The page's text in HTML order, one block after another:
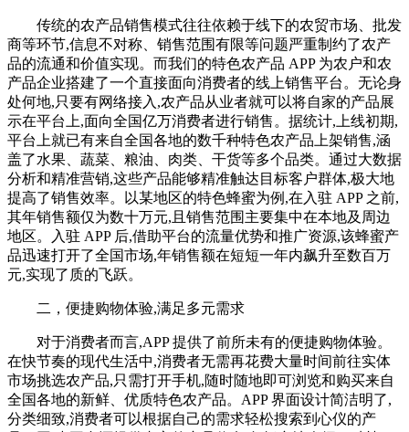
传统的农产品销售模式往往依赖于线下的农贸市场、批发
商等环节,信息不对称、销售范围有限等问题严重制约了农产
品的流通和价值实现。而我们的特色农产品 APP 为农户和农
产品企业搭建了一个直接面向消费者的线上销售平台。无论身
处何地,只要有网络接入,农产品从业者就可以将自家的产品展
示在平台上,面向全国亿万消费者进行销售。据统计,上线初期,
平台上就已有来自全国各地的数千种特色农产品上架销售,涵
盖了水果、蔬菜、粮油、肉类、干货等多个品类。通过大数据
分析和精准营销,这些产品能够精准触达目标客户群体,极大地
提高了销售效率。以某地区的特色蜂蜜为例,在入驻 APP 之前,
其年销售额仅为数十万元,且销售范围主要集中在本地及周边
地区。入驻 APP 后,借助平台的流量优势和推广资源,该蜂蜜产
品迅速打开了全国市场,年销售额在短短一年内飙升至数百万
元,实现了质的飞跃。
二，便捷购物体验,满足多元需求
对于消费者而言,APP 提供了前所未有的便捷购物体验。
在快节奏的现代生活中,消费者无需再花费大量时间前往实体
市场挑选农产品,只需打开手机,随时随地即可浏览和购买来自
全国各地的新鲜、优质特色农产品。APP 界面设计简洁明了,
分类细致,消费者可以根据自己的需求轻松搜索到心仪的产